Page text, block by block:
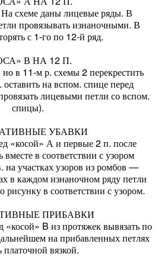
На схеме даны лицевые ряды. В
провязывать изнаночными. В
с 1-го по 12-й ряд.
В НА 12 П.
в 11-м р. схемы 2 перекрестить
на вспом. спице перед
лицевыми петли со вспом.
спицы).
УБАВКИ
«косой» А и первые 2 п. после
в соответствии с узором
на участках узоров из ромбов —
в каждом изнаночном ряду петли
рисунку в соответствии с узором.
ПРИБАВКИ
B из протяжек вывязать по
на прибавленных петлях
платочной вязкой.